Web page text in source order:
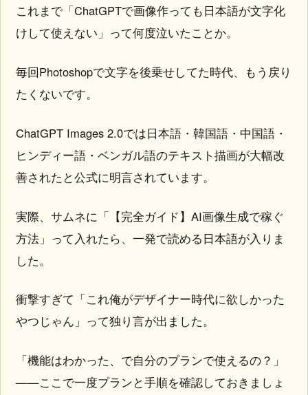
これまで「ChatGPTで画像作っても日本語が文字化
けして使えない」って何度泣いたことか。
毎回Photoshopで文字を後乗せしてた時代、もう戻り
たくないです。
ChatGPT Images 2.0では日本語・韓国語・中国語・
ヒンディー語・ベンガル語のテキスト描画が大幅改
善されたと公式に明言されています。
実際、サムネに「【完全ガイド】AI画像生成で稼ぐ
方法」って入れたら、一発で読める日本語が入りま
した。
衝撃すぎて「これ俺がデザイナー時代に欲しかった
やつじゃん」って独り言が出ました。
「機能はわかった、で自分のプランで使えるの？」
——ここで一度プランと手順を確認しておきましょ